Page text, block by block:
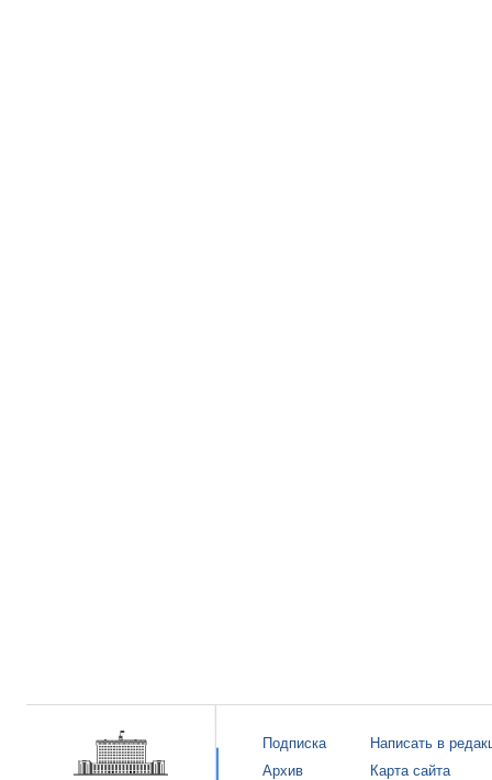
Подписка
Архив
Написать в
Карта сайта